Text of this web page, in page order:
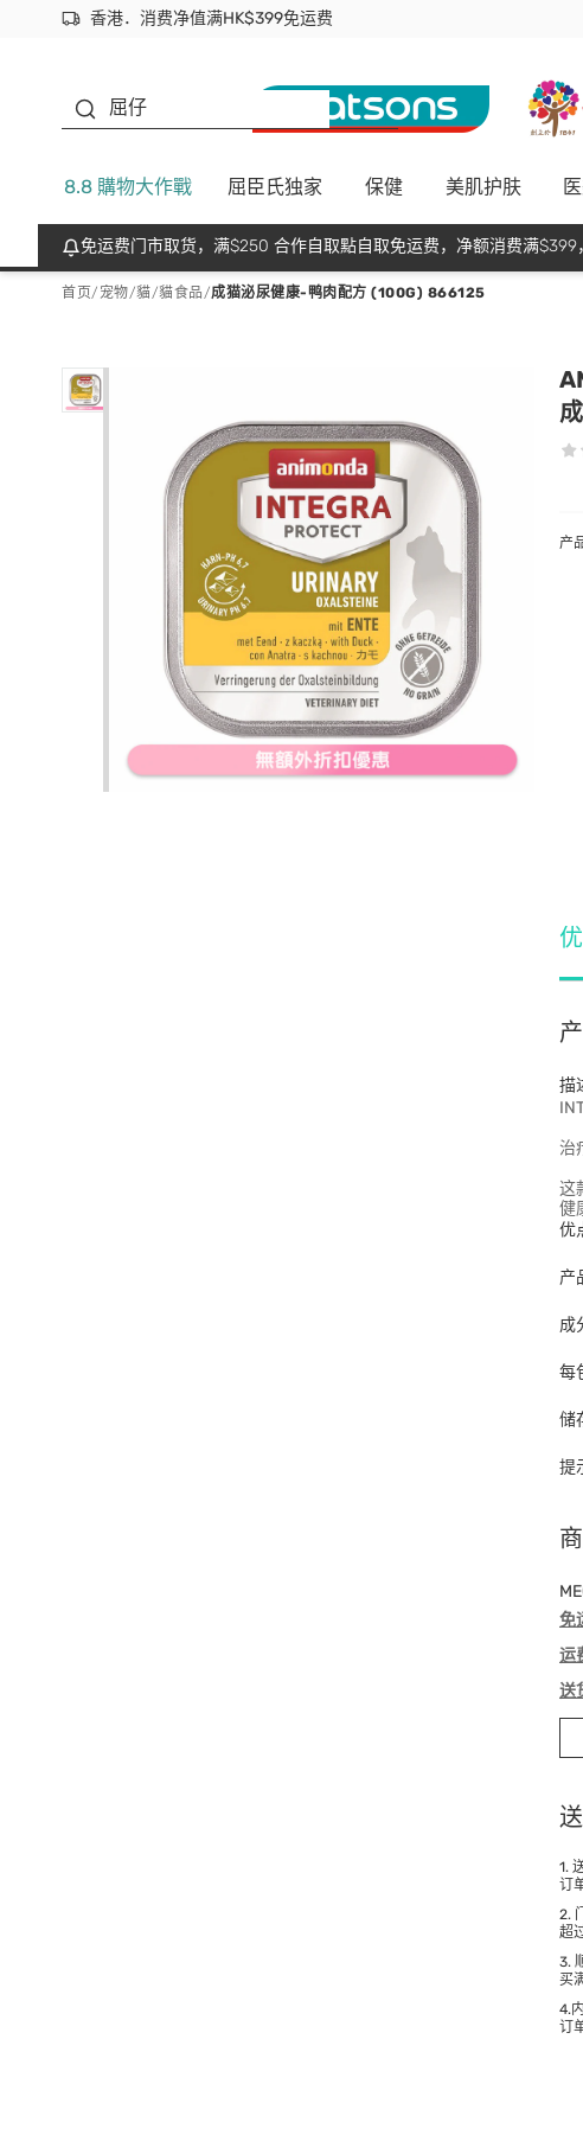
香港．消费净值满HK$399免运费
立即成为易赏钱会员尽享独家优惠
首次APP下单买满$450 输入 NEWAPP 即减$50
屈仔
8.8 購物大作戰 屈臣氏独家 保健 美肌护肤
免运费门市取货，满$250 合作自取點自取免运费，净额消费满$399
首页/ 宠物/貓/貓食品/成猫泌尿健康-鸭肉配方 (100G) 866125
产
描
治
这
健
优
产
成
每
储
提
免
运
送
1.
订
2.
超
3.
买
4.
订